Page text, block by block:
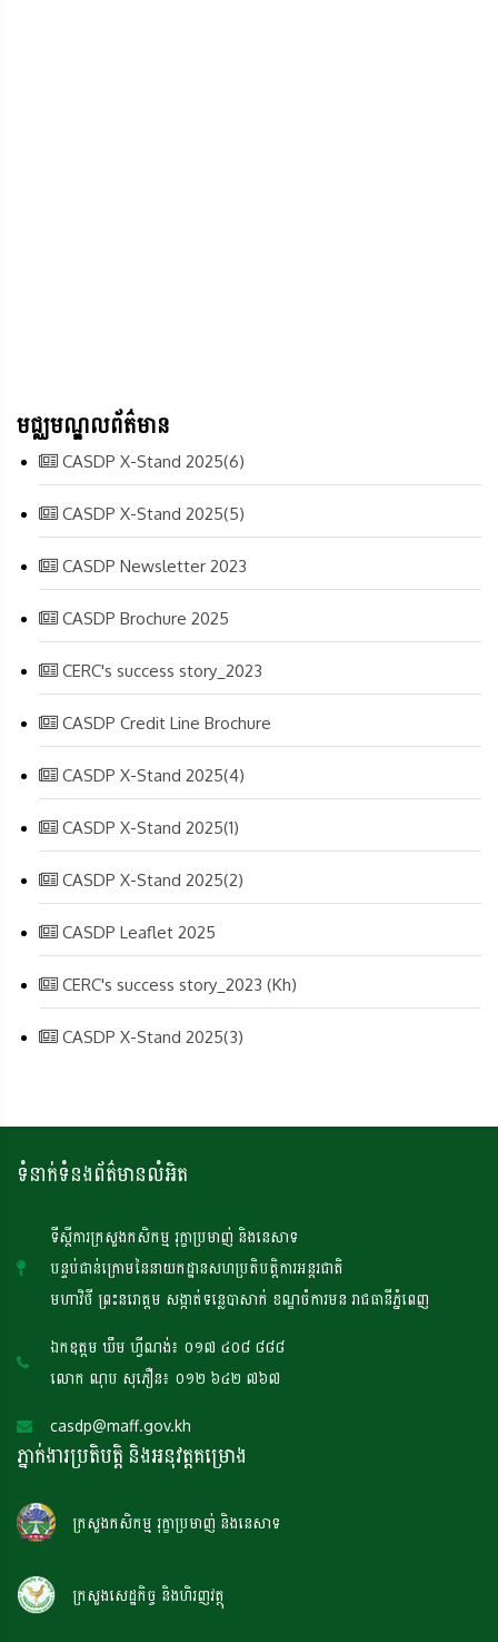
មជ្ឈមណ្ឌលព័ត៌មាន
CASDP X-Stand 2025(6)
CASDP X-Stand 2025(5)
CASDP Newsletter 2023
CASDP Brochure 2025
CERC's success story_2023
CASDP Credit Line Brochure
CASDP X-Stand 2025(4)
CASDP X-Stand 2025(1)
CASDP X-Stand 2025(2)
CASDP Leaflet 2025
CERC's success story_2023 (Kh)
CASDP X-Stand 2025(3)
ទំនាក់ទំនងព័ត៌មានលំអិត
ទីស្តីការក្រសួងកសិកម្ម រុក្ខាប្រមាញ់ និងនេសាទ
បន្ទប់ជាន់ក្រោមនៃនាយកដ្ឋានសហប្រតិបត្តិការអន្តរជាតិ
មហាវិថី ព្រះនរោត្តម សង្កាត់ទន្លេបាសាក់ ខណ្ឌចំការមន រាជធានីភ្នំពេញ
ឯកឧត្តម ឃឹម ហ្វីណង់៖ ០១៧ ៤០៨ ៨៨៨
លោក ណុប សុភឿន៖ ០១២ ៦៤២ ៧៦៧
casdp@maff.gov.kh
ភ្នាក់ងារប្រតិបត្តិ និងអនុវត្តគម្រោង
ក្រសួងកសិកម្ម រុក្ខាប្រមាញ់ និងនេសាទ
ក្រសួងសេដ្ឋកិច្ច និងហិរញវត្ថុ